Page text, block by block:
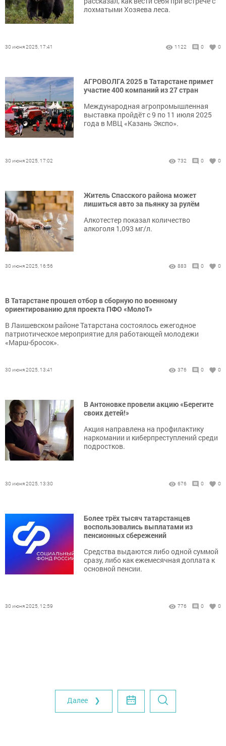
лохматыми Хозяева леса.
30 июня 2025, 17:41 1122 0 0
АГРОВОЛГА 2025 в Татарстане примет
участие 400 компаний из 27 стран
Международная агропромышленная
выставка пройдёт с 9 по 11 июля 2025
года в МВЦ «Казань Экспо».
30 июня 2025, 17:02 732 0 0
Житель Спасского района может
лишиться авто за пьянку за рулём
Алкотестер показал количество
алкоголя 1,093 мг/л.
30 июня 2025, 16:56 883 0 0
В Татарстане прошел отбор в сборную по военному
ориентированию для проекта ПФО «МолоТ»
В Лаишевском районе Татарстана состоялось ежегодное
патриотическое мероприятие для работающей молодежи
«Марш-бросок».
30 июня 2025, 13:41 376 0 0
В Антоновке провели акцию «Берегите
своих детей!»
Акция направлена на профилактику
наркомании и киберпреступлений среди
подростков.
30 июня 2025, 13:30 676 0 0
Более трёх тысяч татарстанцев
воспользовались выплатами из
пенсионных сбережений
Средства выдаются либо одной суммой
сразу, либо как ежемесячная доплата к
основной пенсии.
30 июня 2025, 12:59 776 0 0
Далее ❯